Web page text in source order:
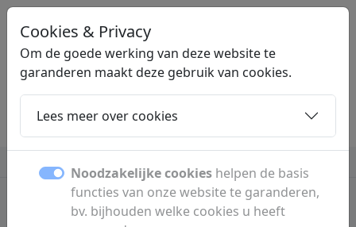
LINKZOEKEN.BE
Home Dochters Contact
Cookies & Privacy
Om de goede werking van deze website te
garanderen maakt deze gebruik van cookies.
Lees meer over cookies
Noodzakelijke cookies helpen de basis
functies van onze website te garanderen,
bv. bijhouden welke cookies u heeft